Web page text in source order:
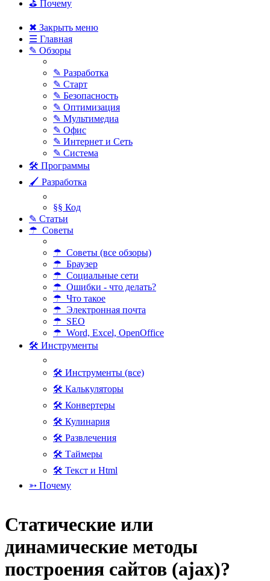
⛳ Почему
✖ Закрыть меню
☰ Главная
✎ Обзоры
✎ Разработка
✎ Старт
✎ Безопасность
✎ Оптимизация
✎ Мультимедиа
✎ Офис
✎ Интернет и Сеть
✎ Система
🛠 Программы
🖌 Разработка
§§ Код
✎ Статьи
☂ Советы
☂ Советы (все обзоры)
☂ Браузер
☂ Социальные сети
☂ Ошибки - что делать?
☂ Что такое
☂ Электронная почта
☂ SEO
☂ Word, Excel, OpenOffice
🛠 Инструменты
🛠 Инструменты (все)
🛠 Калькуляторы
🛠 Конвертеры
🛠 Кулинария
🛠 Развлечения
🛠 Таймеры
🛠 Текст и Html
➳ Почему
Статические или
динамические методы
построения сайтов (ajax)?